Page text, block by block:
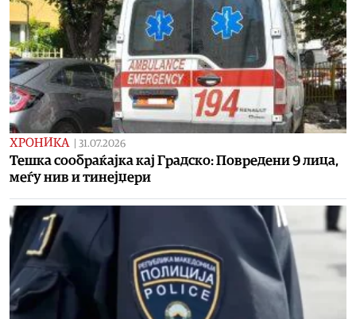
ХРОНИКА | 31.07.2026
Тешка сообраќајка кај Градско: Повредени 9 лица,
меѓу нив и тинејџери